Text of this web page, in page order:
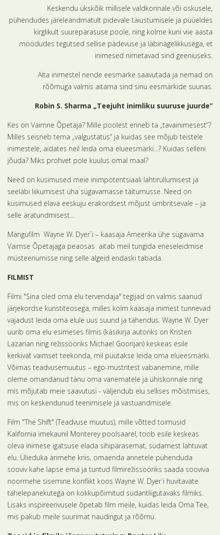
Keskendu ükskõik millisele valdkonnale või oskusele,
pühendudes järeleandmatult pidevale täiustumisele ja püüeldes
kirglikult suurepärasuse poole, ning kolme kuni viie aasta
möödudes tegutsed sellise pädevuse ja läbinägelikkusega, et
inimesed nimetavad sind geeniuseks.
Aita inimestel nende eesmärke saavutada ja nemad on
rõõmuga valmis aitama sind sinu eesmärkide suunas.
Robin S. Sharma „Teejuht inimliku suuruse juurde”
Kes on Vaimne Õpetaja? Mille poolest erineb ta „tavainimesest“?
Milles seisneb tema „valgustatus“ ja kuidas see mõjub teistele
inimestele, aidates neil leida oma elueesmärki...? Kuidas selleni
jõuda? Miks prohvet pole kuulus omal maal?
Need on küsimused meie inimpotentsiaali lahtirullumisest ja
seeläbi liikumisest üha sügavamasse täitumusse. Need on
küsimused elava eeskuju erakordsest mõjust ümbritsevale – ja
selle äratundmisest...
Mängufilm Wayne W. Dyer`i – kaasaja Ameerika ühe sügavama
Vaimse Õpetajaga peaosas aitab meil tungida eneseleidmise
müsteeriumisse ning selle algeid endaski tabada.
FILMIST
Filmi "Sina oled oma elu tervendaja" tegijad on valmis saanud
järjekordse kunstiteosega, milles kolm kaasaja inimest tunnevad
vajadust leida oma elule uus suund ja tähendus. Wayne W. Dyer
uurib oma elu esimeses filmis (käsikirja autoriks on Kristen
Lazarian ning režissööriks Michael Goorijan) keskeas esile
kerkivat vaimset teekonda, mil püütakse leida oma elueesmärki.
Võimas teadvusemuutus – ego-mustritest vabanemine, mille
oleme omandanud tänu oma vanematele ja ühiskonnale ning
mis mõjutab meie saavutusi - väljendub elu sellises mõistmises,
mis on keskendunud teenimisele ja vastuandmisele.
Film "The Shift" (Teadvuse muutus), mille võtted toimusid
Kalifornia imekaunil Monterey poolsaarel, toob esile keskeas
oleva inimese igatsuse elada sihipärasemat, südamest lähtuvat
elu. Ülieduka ärimehe kriis, omaenda annetele pühenduda
sooviv kahe lapse ema ja tuntud filmirežissööriks saada sooviva
noormehe sisemine konflikt koos Wayne W. Dyer`i huvitavate
tähelepanekutega on kokkupõimitud südantliigutavaks filmiks.
Lisaks inspireerivusele õpetab film meile, kuidas leida Oma Tee,
mis pakub meile suurimat naudingut ja rõõmu.